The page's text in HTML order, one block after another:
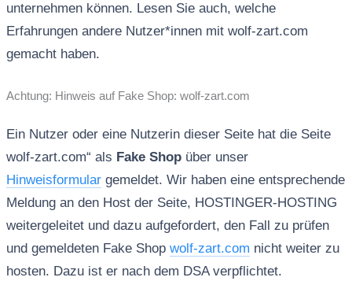
unternehmen können. Lesen Sie auch, welche
Erfahrungen andere Nutzer*innen mit wolf-zart.com
gemacht haben.
Achtung: Hinweis auf Fake Shop: wolf-zart.com
Ein Nutzer oder eine Nutzerin dieser Seite hat die Seite
wolf-zart.com“ als Fake Shopüber unser
Hinweisformulargemeldet. Wir haben eine entsprechende
Meldung an den Host der Seite, HOSTINGER-HOSTING
weitergeleitet und dazu aufgefordert, den Fall zu prüfen
und gemeldeten Fake Shop wolf-zart.com nicht weiter zu
hosten. Dazu ist er nach dem DSA verpflichtet.